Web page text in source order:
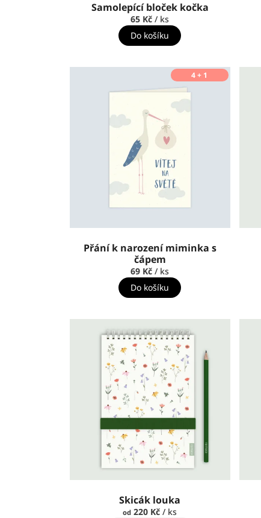
Samolepící bloček kočka
65 Kč/ ks
Do košíku
4 + 1
Přání k narození miminka s
čápem
69 Kč/ ks
Do košíku
Skicák louka
od 220 Kč/ ks